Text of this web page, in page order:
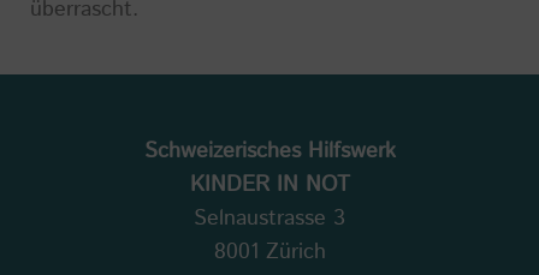
überrascht.
Schweizerisches Hilfswerk
KINDER IN NOT
Selnaustrasse 3
8001 Zürich